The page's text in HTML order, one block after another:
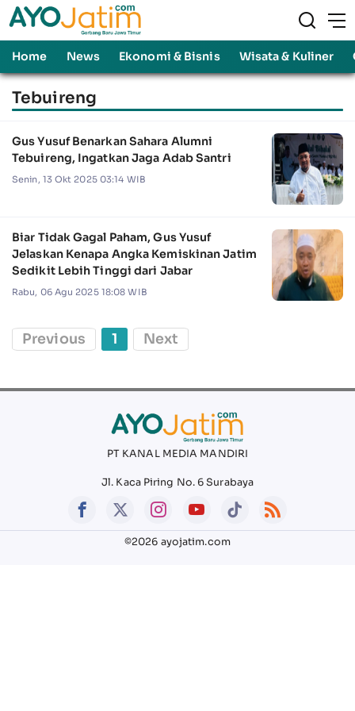
Home News Ekonomi & Bisnis Wisata & Kuliner
Tebuireng
Gus Yusuf Benarkan Sahara Alumni
Tebuireng, Ingatkan Jaga Adab Santri
Senin, 13 Okt 2025 03:14 WIB
Biar Tidak Gagal Paham, Gus Yusuf
Jelaskan Kenapa Angka Kemiskinan Jatim
Sedikit Lebih Tinggi dari Jabar
Rabu, 06 Agu 2025 18:08 WIB
Previous 1 Next
PT KANAL MEDIA MANDIRI
Jl. Kaca Piring No. 6 Surabaya
©2026 ayojatim.com